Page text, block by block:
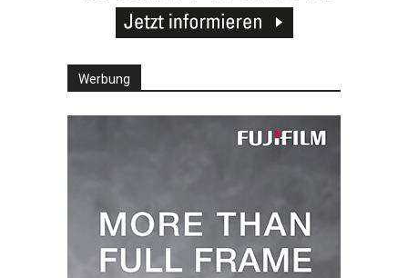
Werbung